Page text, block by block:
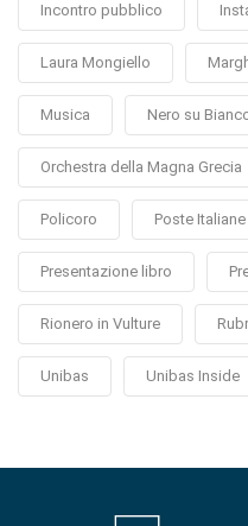
Incontro pubblico
Laura Mongiello
Musica Nero su
Orchestra della Magna Grecia
Policoro Poste Italiane
Presentazione libro
Rionero in Vulture
Unibas Unibas Inside